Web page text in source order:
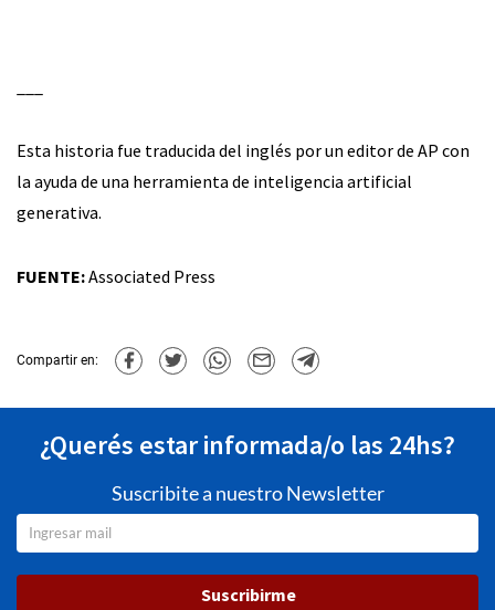
Esta historia fue traducida del inglés por un editor de AP con
la ayuda de una herramienta de inteligencia artificial
generativa.
FUENTE:Associated Press
Compartir en:
¿Querés estar informada/o las 24hs?
Suscribite a nuestro Newsletter
Suscribirme